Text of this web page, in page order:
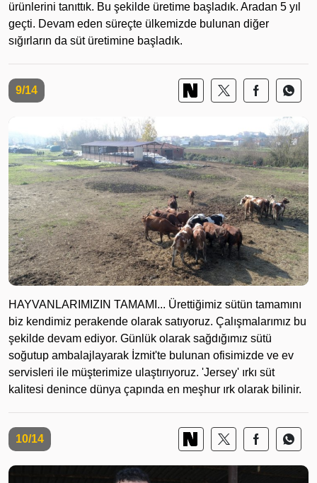
ürünlerini tanıttık. Bu şekilde üretime başladık. Aradan 5 yıl
geçti. Devam eden süreçte ülkemizde bulunan diğer
sığırların da süt üretimine başladık.
9/14
HAYVANLARIMIZIN TAMAMI... Ürettiğimiz sütün tamamını
biz kendimiz perakende olarak satıyoruz. Çalışmalarımız bu
şekilde devam ediyor. Günlük olarak sağdığımız sütü
soğutup ambalajlayarak İzmit'te bulunan ofisimizde ve ev
servisleri ile müşterimize ulaştırıyoruz. 'Jersey' ırkı süt
kalitesi denince dünya çapında en meşhur ırk olarak bilinir.
10/14